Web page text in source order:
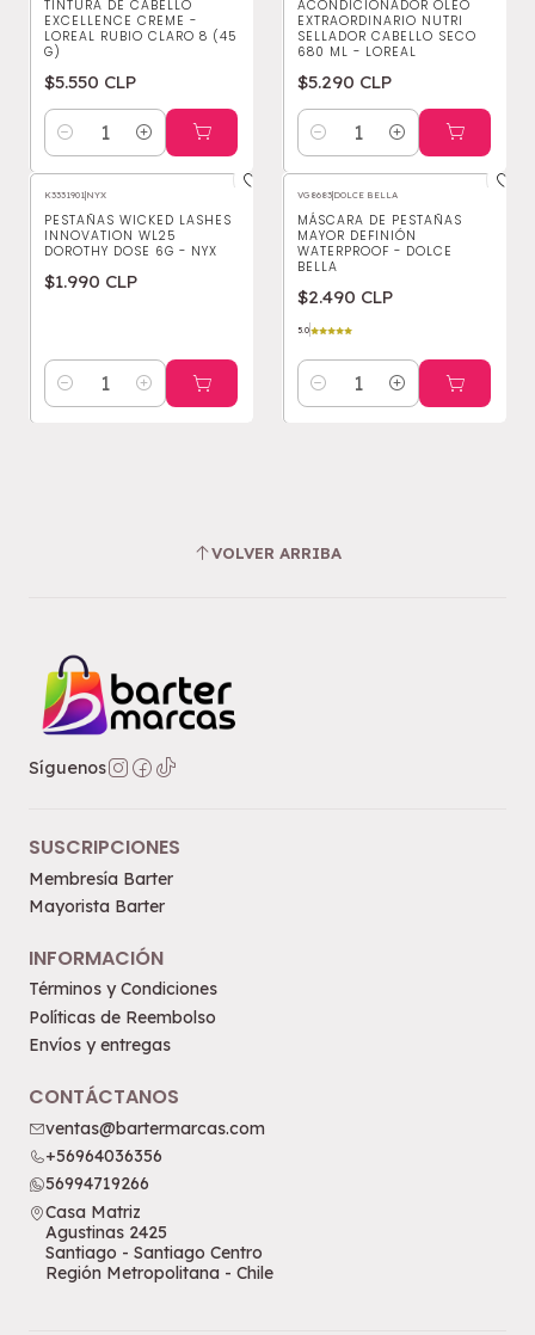
TINTURA DE CABELLO
EXCELLENCE CREME -
LOREAL RUBIO CLARO 8 (45
G)
$5.550 CLP
Cantidad
ACONDICIONADOR ÓLEO
EXTRAORDINARIO NUTRI
SELLADOR CABELLO SECO
680 ML - LOREAL
$5.290 CLP
Cantidad
K3331901|NYX
PESTAÑAS WICKED LASHES
INNOVATION WL25
DOROTHY DOSE 6G - NYX
$1.990 CLP
Cantidad
VG8683|DOLCE BELLA
MÁSCARA DE PESTAÑAS
MAYOR DEFINIÓN
WATERPROOF - DOLCE
BELLA
$2.490 CLP
5.0
Cantidad
VOLVER ARRIBA
Síguenos
SUSCRIPCIONES
Membresía Barter
Mayorista Barter
INFORMACIÓN
Términos y Condiciones
Políticas de Reembolso
Envíos y entregas
CONTÁCTANOS
ventas@bartermarcas.com
+56964036356
56994719266
Casa Matriz
Agustinas 2425
Santiago - Santiago Centro
Región Metropolitana - Chile